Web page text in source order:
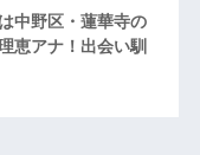
中野区・蓮華寺の
恵アナ！出会い馴